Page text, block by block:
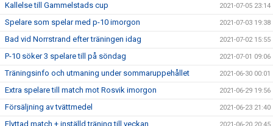
Kallelse till Gammelstads cup 2021-07-05 23:14
Spelare som spelar med p-10 imorgon 2021-07-03 19:38
Bad vid Norrstrand efter träningen idag 2021-07-02 15:55
P-10 söker 3 spelare till på söndag 2021-07-01 09:06
Träningsinfo och utmaning under sommaruppehållet 2021-06-30 00:01
Extra spelare till match mot Rosvik imorgon 2021-06-29 19:56
Försäljning av tvättmedel 2021-06-23 21:40
Flyttad match + inställd träning till veckan